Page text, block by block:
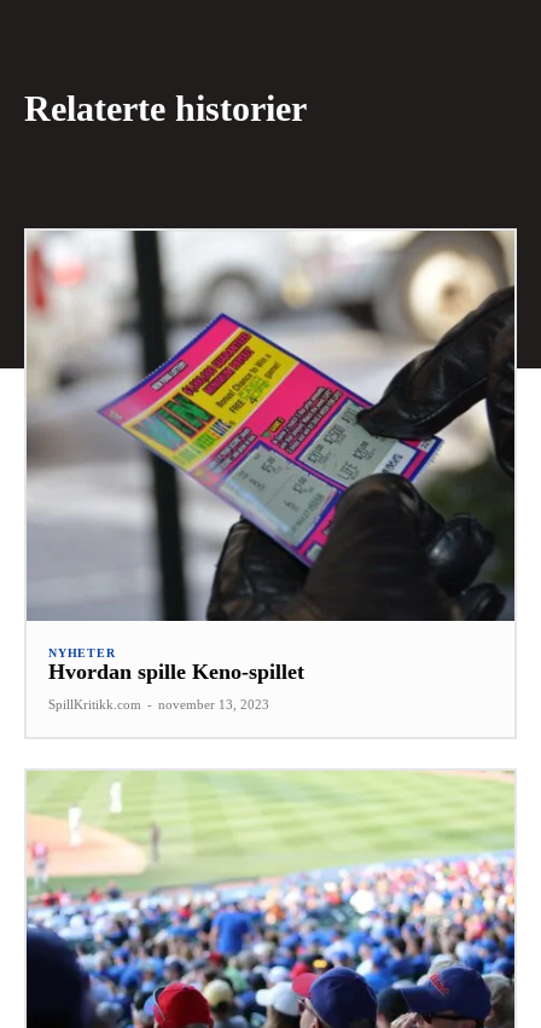
Relaterte historier
NYHETER
Hvordan spille Keno-spillet
SpillKritikk.com - november 13, 2023